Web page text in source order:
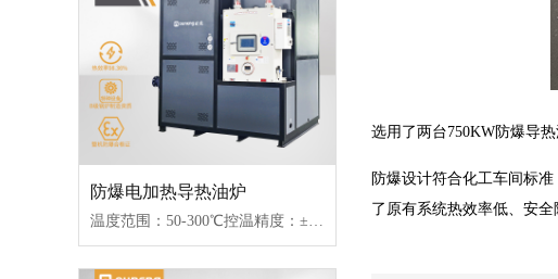
选用了两台750KW防爆导
防爆设计符合化工车间标
了原有系统热效率低、安全
防爆电加热导热油炉
温度范围：50-300℃控温精度：±1℃加热功率：100-2000kW控制类型：固态继电器/可控硅